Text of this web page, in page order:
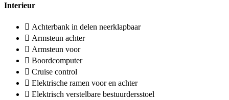
Interieur
Achterbank in delen neerklapbaar
Armsteun achter
Armsteun voor
Boordcomputer
Cruise control
Elektrische ramen voor en achter
Elektrisch verstelbare bestuurdersstoel